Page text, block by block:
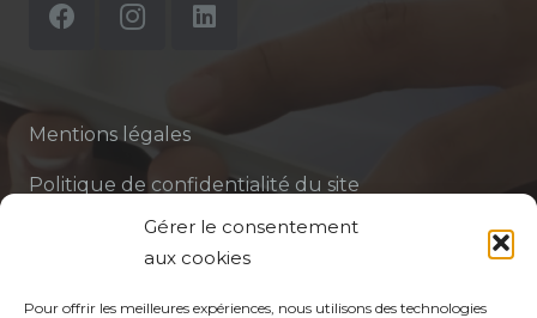
Gérer le consentement
aux cookies
Pour offrir les meilleures expériences, nous utilisons des technologies
Mentions légales
Politique de confidentialité du site
Politique de protection des données de la CPTS